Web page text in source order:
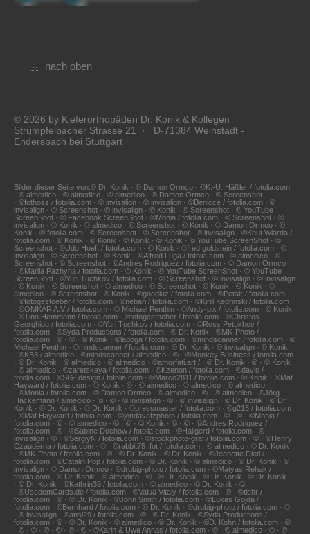
nach oben
© 2026 by Kieferorthopäden Dr. Konik & Kollegen ·
Strümpfelbacher Strasse 21 · D-71384 Weinstadt -
Endersbach bei Stuttgart
Bilder dieser Seite von:© Dr. Konik · © Damon Ormco · ©K.-U. Häßler / fotolia.com
· © almedico · © almedico · © almedico · © Damon Ormco · © Screenshot
· ©fothoss / fotolia.com · © invisalign · © invisalign · ©Benicce / fotolia.com · ©
invisalign · © Screenshot · © invisalign · © Konik · © Screenshot · © YouTube
ScreenShot · © Facebook ScreenShot · ©Monia / fotolia.com · © Screenshot · ©
invisalign · © Konik · © almedico · © Screenshot · © Konik · © Damon Ormco · ©
Konik · © fotolia.com · © Screenshot · © Screenshot · © invisalign · ©Knut Wiarda /
fotolia.com · © Konik · © Konik · © Konik · © Konik · © YouTube ScreenShot · ©
Screenshot · ©Udo Hoeft / fotolia.com · © Konik · ©fred goldstein / fotolia.com · ©
invisalign · © Screenshot · © Konik · ©Alfred Luga / fotolia.com · © almedico · ©
Screenshot · © Screenshot · ©Andres Rodriguez / fotolia.com · © Damon Ormco
· ©Mariia Pazhyna / fotolia.com · © Konik · © YouTube ScreenShot · © YouTube
ScreenShot · ©Yuri Tuchkov / fotolia.com · © Screenshot · © invisalign · © invisalign
· © Konik · © Screenshot · © almedico · © Screenshot · © Konik · © Konik · ©
almedico · © Screenshot · © Konik · ©goodluz / fotolia.com · ©Petair / fotolia.com
· ©fotogestoeber / fotolia.com · ©nebari / fotolia.com · ©Kirill Kedrinski / fotolia.com
· ©OMKAR A.V / fotolia.com · © Michael Penthin · ©Andy-pix / fotolia.com · © Konik
· ©Tino Hemmann / fotolia.com · ©fotogestoeber / fotolia.com · ©Christos
Georghiou / fotolia.com · ©Yuri Tuchkov / fotolia.com · ©Ross Petukhov /
fotolia.com · ©Syda Productions / fotolia.com · © Dr. Konik · ©MK-Photo /
fotolia.com · © · © · © Konik · ©ladoga / fotolia.com · ©mindscanner / fotolia.com · ©
Michael Penthin · ©mindscanner / fotolia.com · © Dr. Konik · © invisalign · © Konik
· ©KB3 / almedico · ©mindscanner / almedico · © · ©Monkey Business / fotolia.com
· © Dr. Konik · © almedico · © almedico · ©amorfati.art / · © Dr. Konik · © · © Konik
· © almedico · ©zaretskaya / fotolia.com · ©Kzenon / fotolia.com · ©davis /
fotolia.com · ©SG- design / fotolia.com · ©Marco2811 / fotolia.com · © Konik · ©Mat
Hayward / fotolia.com · © Konik · © · © almedico · © almedico · © almedico
· ©Monia / fotolia.com · © Damon Ormco · © almedico · © · © almedico · ©Jörg
Hackemann / almedico · © · © · © invisalign · © · © invisalign · © Dr. Konik · © Dr.
Konik · © Dr. Konik · © Dr. Konik · ©pressmaster / fotolia.com · ©g215 / fotolia.com
· ©Mat Hayward / fotolia.com · ©jondavatzphoto / fotolia.com · © · © · ©Monia /
fotolia.com · © · © almedico · © · © · © Konik · © · © · ©Andres Rodriguez /
fotolia.com · © · ©Sabine Dochow / fotolia.com · ©Hallgerd / fotolia.com · ©
invisalign · © · ©SergiyN / fotolia.com · ©stockphoto-graf / fotolia.com · © · ©Henry
Czauderna / fotolia.com · © · ©rabbit75_fot / fotolia.com · © almedico · © Dr. Konik
· ©MK-Photo / fotolia.com · © · © Dr. Konik · © Dr. Konik · ©Jeanette Dietl /
fotolia.com · ©Catalin Pop / fotolia.com · © Dr. Konik · © almedico · © Dr. Konik · ©
invisalign · © Damon Ormco · ©drubig-photo / fotolia.com · ©Matyas Rehak /
fotolia.com · © Dr. Konik · © almedico · © · © Dr. Konik · © Dr. Konik · © Dr. Konik
· © Dr. Konik · ©Kathrin39 / fotolia.com · © almedico · © Dr. Konik · ©
· ©UsedomCards.de / fotolia.com · ©Valua Vitaly / fotolia.com · © · ©tichr /
fotolia.com · © · © Dr. Konik · ©John Smith / fotolia.com · ©Lukas Gojda /
fotolia.com · ©Bernhard / fotolia.com · © Dr. Konik · ©drubig-photo / fotolia.com · ©
· © invisalign · ©ansi29 / fotolia.com · © · © Dr. Konik · ©Syda Productions /
fotolia.com · © · © Dr. Konik · © almedico · © Dr. Konik · ©D. Kohn / fotolia.com · ©
· © · © · © · © · © · © · ©Karin & Uwe Annas / fotolia.com · © · © almedico · © · ©